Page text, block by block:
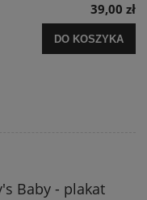
39,00 zł
DO KOSZYKA
Baby - plakat